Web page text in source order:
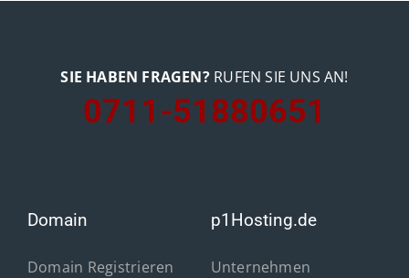
SIE HABEN FRAGEN?RUFEN SIE UNS AN!
0711-51880651
Domain
Domain Registrieren
p1Hosting.de
Unternehmen